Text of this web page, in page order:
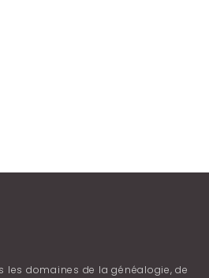
les domaines de la généalogie, de